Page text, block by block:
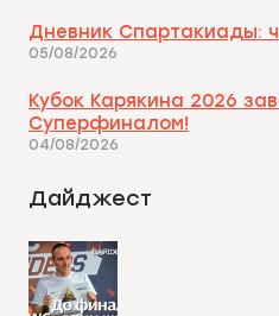
Дневник Спартакиады:
05/08/2026
Кубок Карякина 2026
Суперфиналом!
04/08/2026
Дайджест